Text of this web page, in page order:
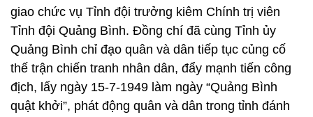
địch, lấy ngày 15-7-1949 làm ngày “Quảng Bình
quật khởi”, phát động quân và dân trong tỉnh đánh
mạnh vào hệ thống đồn bốt của địch, kết hợp tiêu
hao tiêu diệt địch từ quy mô nhỏ đến vừa; xóa bỏ hệ
thống tháp canh, đồn hương vệ, ban hội tề, tạo
bước phát triển mới cho phong trào kháng chiến ở